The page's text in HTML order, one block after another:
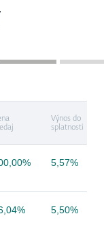
Výnos do
splatnosti
5,57%
5,50%